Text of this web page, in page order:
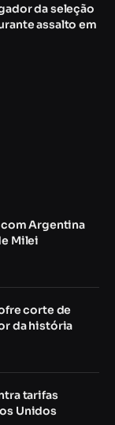
da seleção
assalto em
Argentina
Milei
corte de
da história
tarifas
Unidos